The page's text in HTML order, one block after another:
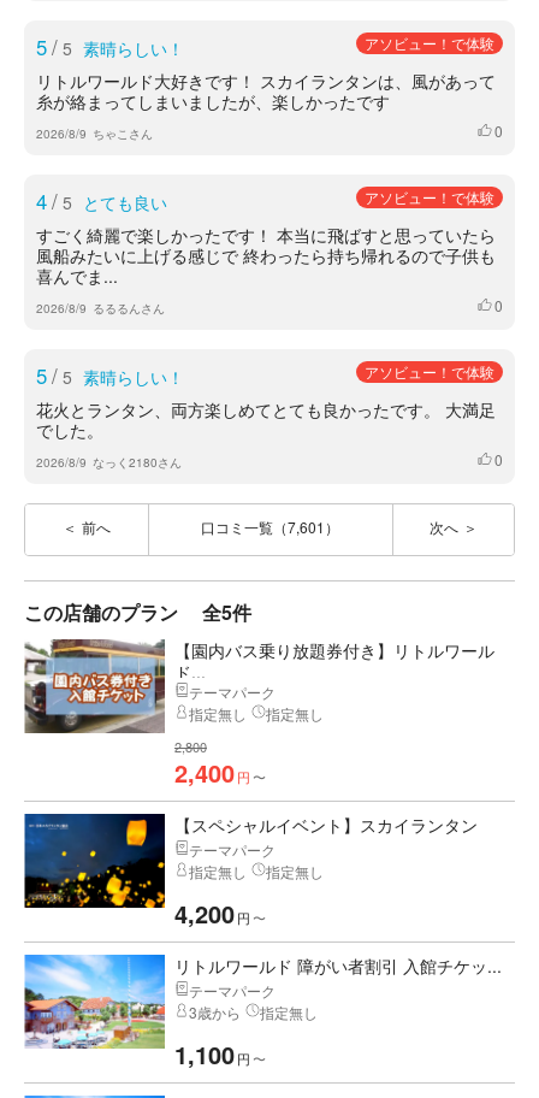
5/ 5 素晴らしい！ アソビュー！で体験
リトルワールド大好きです！ スカイランタンは、風があって
糸が絡まってしまいましたが、楽しかったです
2026/8/9 ちゃこさん いいね
0
4/ 5 とても良い アソビュー！で体験
すごく綺麗で楽しかったです！ 本当に飛ばすと思っていたら
風船みたいに上げる感じで 終わったら持ち帰れるので子供も
喜んでま...
2026/8/9 るるるんさん いいね
0
5/ 5 素晴らしい！ アソビュー！で体験
花火とランタン、両方楽しめてとても良かったです。 大満足
でした。
2026/8/9 なっく2180さん いいね
0
前へ 口コミ一覧（7,601） 次へ
この店舗のプラン 全5件
【園内バス乗り放題券付き】リトルワール
ド...
テーマパーク
指定無し
指定無し
2,800
2,400円 〜
【スペシャルイベント】スカイランタン
テーマパーク
指定無し
指定無し
4,200円 〜
リトルワールド 障がい者割引 入館チケッ...
テーマパーク
3歳から
指定無し
1,100円 〜